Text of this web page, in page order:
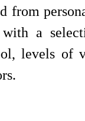
a
levels